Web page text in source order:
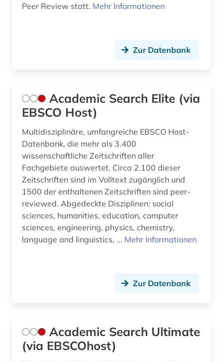
database management (1)
datananalyse (1)
datenanalyse (2)
datenblatt (1)
datenformat (1)
datenmanagement (2)
datenschutz (1)
datenübertragung (2)
Peer Review statt. Mehr Informationen
Zur Datenbank
Academic Search Elite (via
EBSCO Host)
Multidisziplinäre, umfangreiche EBSCO Host-
Datenbank, die mehr als 3.400
wissenschaftliche Zeitschriften aller
Fachgebiete auswertet. Circa 2.100 dieser
Zeitschriften sind im Volltext zugänglich und
1500 der enthaltenen Zeitschriften sind peer-
reviewed. Abgedeckte Disziplinen: social
sciences, humanities, education, computer
sciences, engineering, physics, chemistry,
language and linguistics, ... Mehr Informationen
Zur Datenbank
Academic Search Ultimate
(via EBSCOhost)